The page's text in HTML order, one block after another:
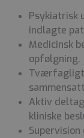
Psykiatrisk
indlagte
Medicinsk
opfølgning.
Tværfagligt
Aktiv
kliniske